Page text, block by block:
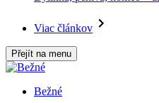
Viac článkov
Přejít na menu
Bežné